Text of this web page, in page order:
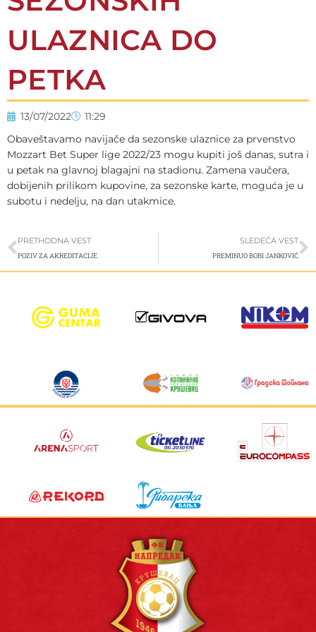
ULAZNICA DO
PETKA
13/07/2022
11:29
Obaveštavamo navijače da sezonske ulaznice za prvenstvo
Mozzart Bet Super lige 2022/23 mogu kupiti još danas, sutra i
u petak na glavnoj blagajni na stadionu. Zamena vaučera,
dobijenih prilikom kupovine, za sezonske karte, moguća je u
subotu i nedelju, na dan utakmice.
Prev
PRETHODNA VEST
POZIV ZA AKREDITACIJE
SLEDEĆA VEST
PREMINUO BOBI JANKOVIĆ